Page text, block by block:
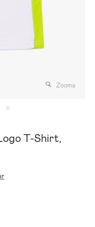
Zooma
T-Shirt,